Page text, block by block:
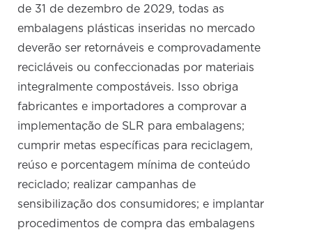
de 31 de dezembro de 2029, todas as
embalagens plásticas inseridas no mercado
deverão ser retornáveis e comprovadamente
recicláveis ou confeccionadas por materiais
integralmente compostáveis. Isso obriga
fabricantes e importadores a comprovar a
implementação de SLR para embalagens;
cumprir metas específicas para reciclagem,
reúso e porcentagem mínima de conteúdo
reciclado; realizar campanhas de
sensibilização dos consumidores; e implantar
procedimentos de compra das embalagens